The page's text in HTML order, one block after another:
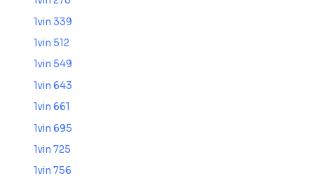
1vin 339
1vin 512
1vin 549
1vin 643
1vin 661
1vin 695
1vin 725
1vin 756